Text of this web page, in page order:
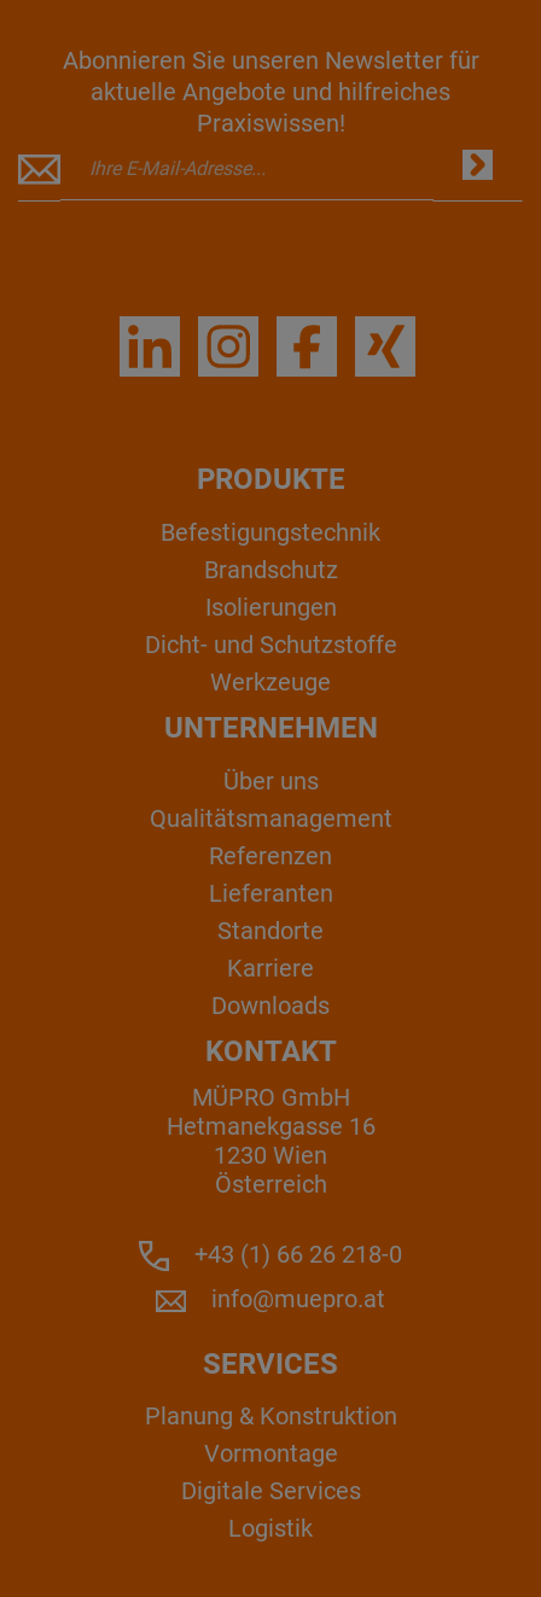
Abonnieren Sie unseren Newsletter für
aktuelle Angebote und hilfreiches
Praxiswissen!
PRODUKTE
Befestigungstechnik
Brandschutz
Isolierungen
Dicht- und Schutzstoffe
Werkzeuge
UNTERNEHMEN
Über uns
Qualitätsmanagement
Referenzen
Lieferanten
Standorte
Karriere
Downloads
KONTAKT
MÜPRO GmbH
Hetmanekgasse 16
1230 Wien
Österreich
+43 (1) 66 26 218-0
info@muepro.at
SERVICES
Planung & Konstruktion
Vormontage
Digitale Services
Logistik